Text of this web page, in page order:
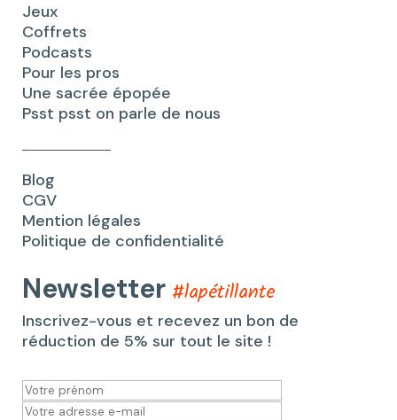
Jeux
Coffrets
Podcasts
Pour les pros
Une sacrée épopée
Psst psst on parle de nous
Blog
CGV
Mention légales
Politique de confidentialité
Newsletter #lapétillante
Inscrivez-vous et recevez un bon de
réduction de 5% sur tout le site !